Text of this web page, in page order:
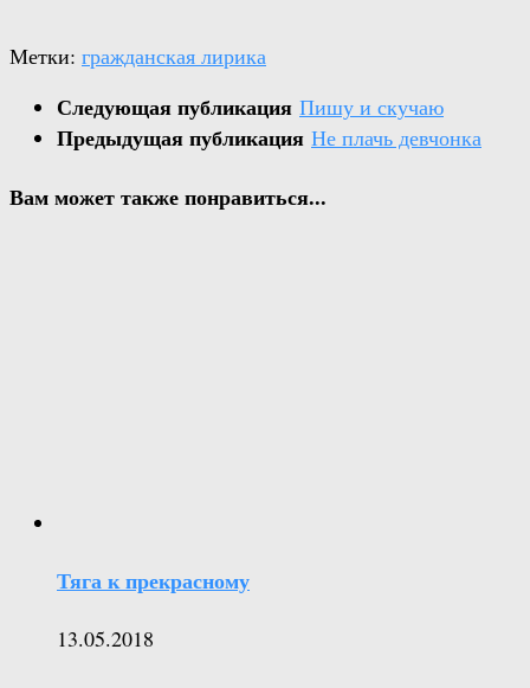
Метки: гражданская лирика
Следующая публикация Пишу и скучаю
Предыдущая публикация Не плачь девчонка
Вам может также понравиться...
Тяга к прекрасному
13.05.2018